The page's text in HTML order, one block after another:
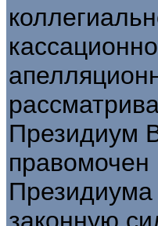
Президиума
законную